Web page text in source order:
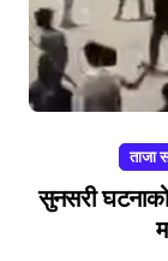
ताजा
सुनसरी घटनाको